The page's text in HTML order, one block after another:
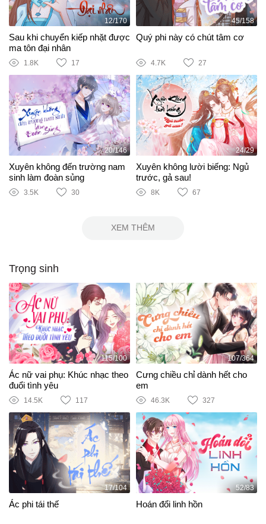
12/170
Sau khi chuyển kiếp nhặt được
ma tôn đại nhân
1.8K 17
45/158
Quý phi này có chút tâm cơ
4.7K 27
20/146
Xuyên không đến trường nam
sinh làm đoàn sủng
3.5K 30
24/29
Xuyên không lười biếng: Ngủ
trước, gả sau!
8K 67
XEM THÊM
Trọng sinh
115/100
Ác nữ vai phụ: Khúc nhạc theo
đuổi tình yêu
14.5K 117
107/364
Cưng chiều chỉ dành hết cho
em
46.3K 327
17/104
Ác phi tái thế
52/83
Hoán đổi linh hồn